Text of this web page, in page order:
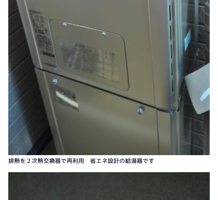
排熱を２次熱交換器で再利用 省エネ設計の給湯器です